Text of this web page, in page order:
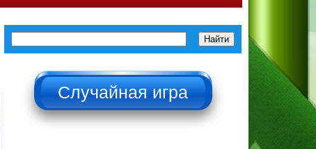
НЕ НАЖИМАТЬ!!!